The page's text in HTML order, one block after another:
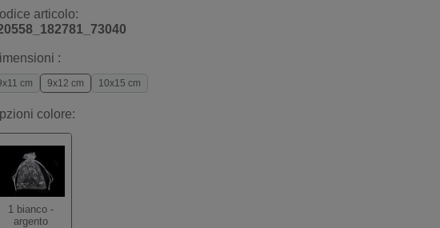
articolo:
:
cm 9x12 cm 10x15 cm
colore:
1 bianco -
argento